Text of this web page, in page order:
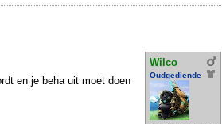
Wilco
Oudgediende
en je beha uit moet doen